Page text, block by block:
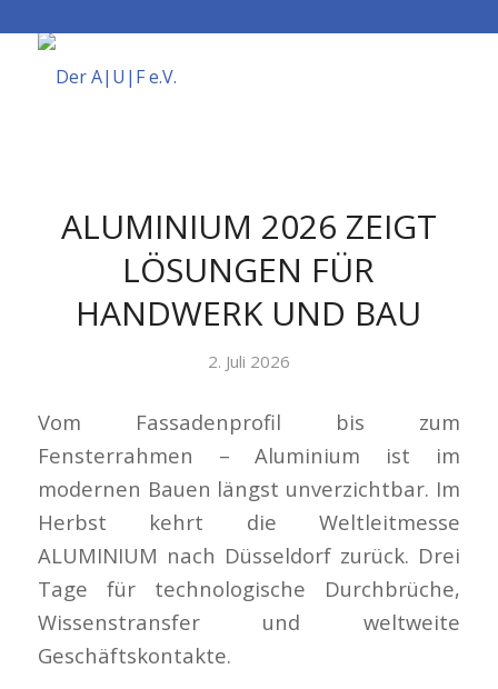
ALUMINIUM 2026 ZEIGT
LÖSUNGEN FÜR
HANDWERK UND BAU
2. Juli 2026
Vom Fassadenprofil bis zum
Fensterrahmen – Aluminium ist im
modernen Bauen längst unverzichtbar. Im
Herbst kehrt die Weltleitmesse
ALUMINIUM nach Düsseldorf zurück. Drei
Tage für technologische Durchbrüche,
Wissenstransfer und weltweite
Geschäftskontakte.